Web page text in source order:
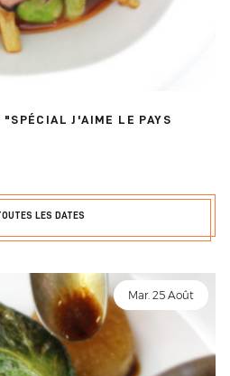
J'AIME LE PAYS
LES DATES
Mar. 25 Août